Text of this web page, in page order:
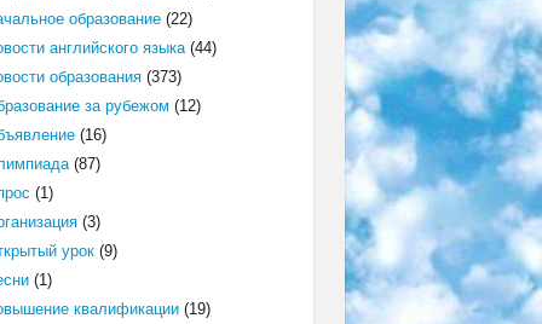
образование(22)
английского языка(44)
образования(373)
за рубежом (12)
(16)
(87)
(1)
(3)
урок(9)
(1)
квалификации(19)